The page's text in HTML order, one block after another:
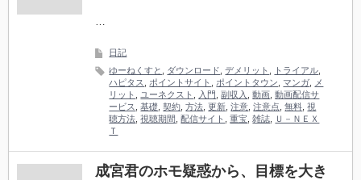
…
日記
ゆーねくすと
ダウンロード ,デメリット トライアル
ハピタス
ポイントサイト ポイントタウン マンガ
メ
リット
ユーネクスト 入門 ,副収入 ,動画 ,動画配信サ
ービス
,基礎 ,契約 ,方法 ,更新 ,注意 ,注意点 ,無料 ,視
聴方法 ,視聴期間 ,配信サイト ,重宝 ,雑誌
Ｕ－ＮＥＸ
Ｔ
成宮君のホモ疑惑から、目標を大き